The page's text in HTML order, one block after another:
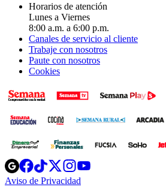
Horarios de atención
Lunes a Viernes
8:00 a.m. a 6:00 p.m.
Canales de servicio al cliente
Trabaje con nosotros
Paute con nosotros
Cookies
Opens
in
new
Opens
in
new
Opens
in
new
Opens
new
Aviso de Privacidad